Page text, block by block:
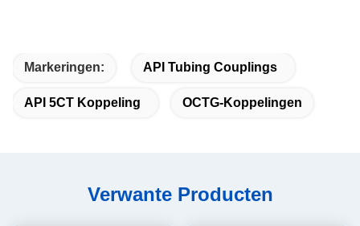
Markeringen: API Tubing Couplings
API 5CT Koppeling OCTG-Koppelingen
Verwante Producten